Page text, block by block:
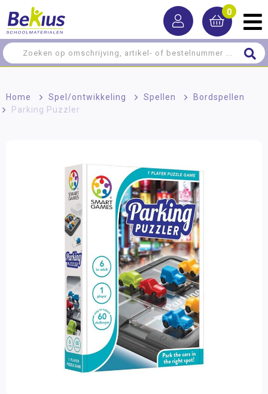
0
Home > Spel/ontwikkeling > Spellen > Bordspellen
Parking Puzzler